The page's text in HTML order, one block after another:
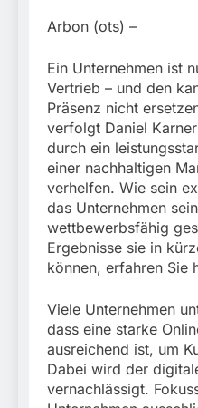
und
Arbon (ots) –
Ein Unternehmen ist
Vertrieb – und den
Präsenz nicht
verfolgt Daniel
durch ein
einer nachhaltigen
verhelfen. Wie sein
das Unternehmen
wettbewerbsfähig
Ergebnisse sie in
können, erfahren Sie
Viele Unternehmen
dass eine starke
ausreichend ist, um
Dabei wird der
vernachlässigt.